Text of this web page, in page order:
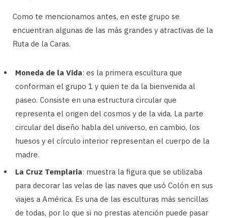
Como te mencionamos antes, en este grupo se
encuentran algunas de las más grandes y atractivas de la
Ruta de la Caras.
Moneda de la Vida: es la primera escultura que
conforman el grupo 1 y quien te da la bienvenida al
paseo. Consiste en una estructura circular que
representa el origen del cosmos y de la vida. La parte
circular del diseño habla del universo, en cambio, los
huesos y el círculo interior representan el cuerpo de la
madre.
La Cruz Templaria: muestra la figura que se utilizaba
para decorar las velas de las naves que usó Colón en sus
viajes a América. Es una de las esculturas más sencillas
de todas, por lo que si no prestas atención puede pasar